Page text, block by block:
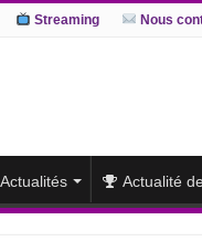
Streaming Nous
Actualités Actualité